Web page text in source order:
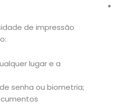
de impressão
lugar e a
senha ou biometria;